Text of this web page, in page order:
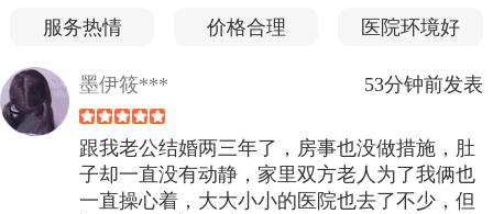
服务热情 价格合理 医院环境好
墨伊筱*** 53分钟前发表
跟我老公结婚两三年了，房事也没做措施，肚
子却一直没有动静，家里双方老人为了我俩也
一直操心着，大大小小的医院也去了不少，但